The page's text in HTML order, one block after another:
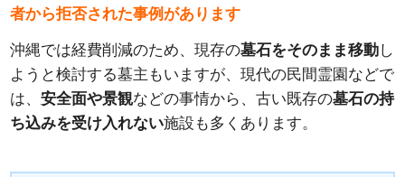
者から拒否された事例があります
沖縄では経費削減のため、現存の墓石をそのまま移動し
ようと検討する墓主もいますが、現代の民間霊園などで
は、安全面や景観などの事情から、古い既存の墓石の持
ち込みを受け入れない施設も多くあります。